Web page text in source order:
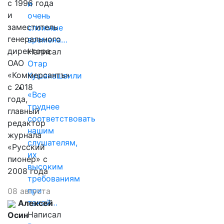
и
очень
сложные
времена…
Написал
Отар
Кушанашвили
«Все
труднее
соответствовать
нашим
слушателям,
их
высоким
требованиям
при
такой…
Написал
с 1996 года
и
заместитель
генерального
директора
ОАО
«Коммерсантъ»
с 2018
года,
главный
редактор
журнала
«Русский
пионер» с
2008 года
08 августа
Алексей
Осин